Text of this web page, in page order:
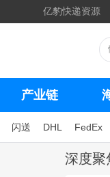
亿豹快递资源
产业链
闪送 DHL FedEx
深度聚